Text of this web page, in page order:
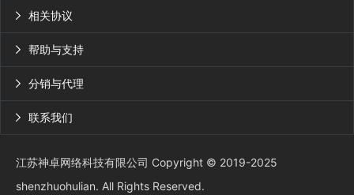
相关协议

帮助与支持

分销与代理

联系我们

江苏神卓网络科技有限公司 Copyright © 2019-2025
shenzhuohulian. All Rights Reserved.